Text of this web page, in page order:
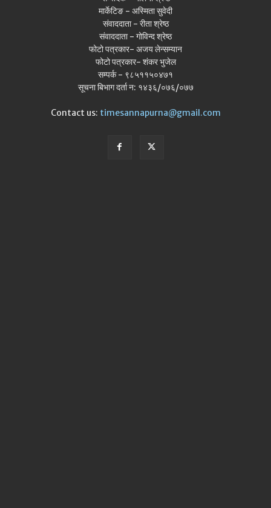
मार्केटिङ - अस्मिता सुवेदी
संवाददाता - रीता श्रेष्ठ
संवाददाता - गोविन्द श्रेष्ठ
फोटो पत्रकार- अजय लेन्सम्यान
फोटो पत्रकार- शंकर भुजेल
सम्पर्क - ९८५११५०४७१
सूचना बिभाग दर्ता न: १४३६/०७६/०७७
Contact us: timesannapurna@gmail.com